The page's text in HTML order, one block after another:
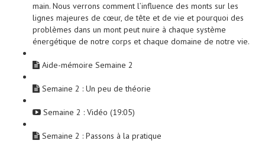
main. Nous verrons comment l’influence des monts sur les
lignes majeures de cœur, de tête et de vie et pourquoi des
problèmes dans un mont peut nuire à chaque système
énergétique de notre corps et chaque domaine de notre vie.
Aide-mémoire Semaine 2
Semaine 2 : Un peu de théorie
Semaine 2 : Vidéo (19:05)
Semaine 2 : Passons à la pratique